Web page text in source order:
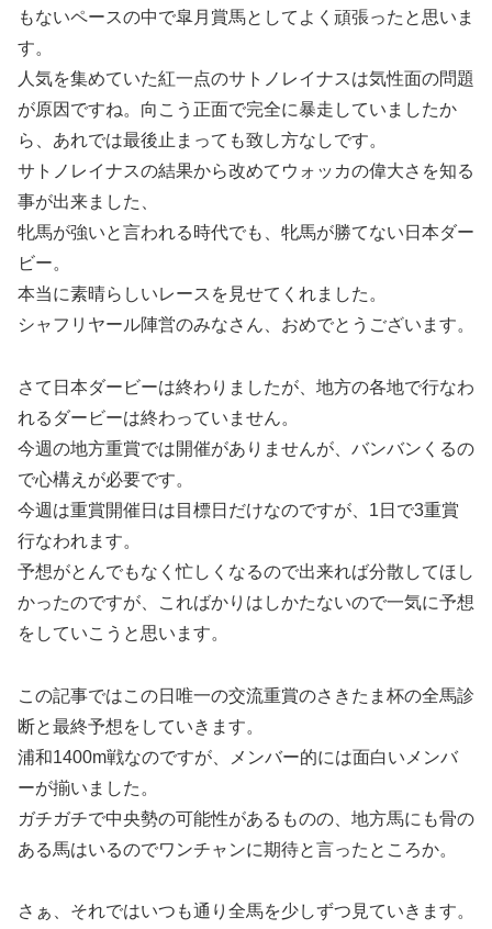
もないペースの中で皐月賞馬としてよく頑張ったと思いま
す。
人気を集めていた紅一点のサトノレイナスは気性面の問題
が原因ですね。向こう正面で完全に暴走していましたか
ら、あれでは最後止まっても致し方なしです。
サトノレイナスの結果から改めてウォッカの偉大さを知る
事が出来ました、
牝馬が強いと言われる時代でも、牝馬が勝てない日本ダー
ビー。
本当に素晴らしいレースを見せてくれました。
シャフリヤール陣営のみなさん、おめでとうございます。
さて日本ダービーは終わりましたが、地方の各地で行なわ
れるダービーは終わっていません。
今週の地方重賞では開催がありませんが、バンバンくるの
で心構えが必要です。
今週は重賞開催日は目標日だけなのですが、1日で3重賞
行なわれます。
予想がとんでもなく忙しくなるので出来れば分散してほし
かったのですが、こればかりはしかたないので一気に予想
をしていこうと思います。
この記事ではこの日唯一の交流重賞のさきたま杯の全馬診
断と最終予想をしていきます。
浦和1400m戦なのですが、メンバー的には面白いメンバ
ーが揃いました。
ガチガチで中央勢の可能性があるものの、地方馬にも骨の
ある馬はいるのでワンチャンに期待と言ったところか。
さぁ、それではいつも通り全馬を少しずつ見ていきます。